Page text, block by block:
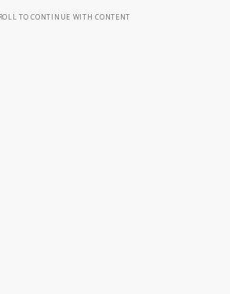
TO CONTINUE WITH CONTENT